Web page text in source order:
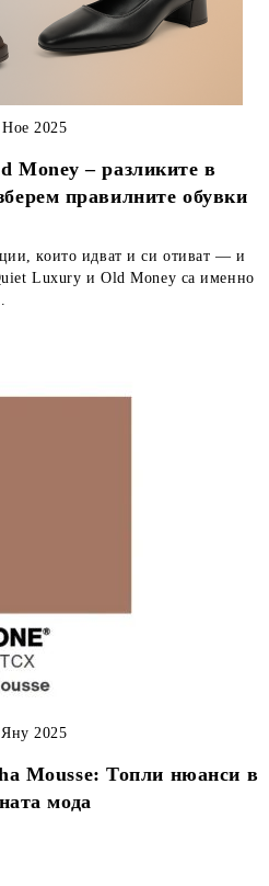
Money – разликите в
правилните обувки
2025
които идват и си отиват — и
Luxury и Old Money са именно
Mousse: Топли нюанси в
мода
Яну 2025